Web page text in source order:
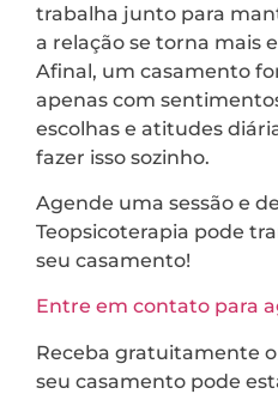
trabalha junto para
a relação se torna mais
Afinal, um casamento
apenas com
escolhas e atitudes
fazer isso sozinho.
Agende uma sessão e
Teopsicoterapia pode
seu casamento!
Entre em contato para
Receba gratuitamente o
seu casamento pode